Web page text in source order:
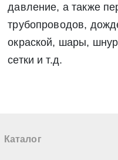
давление, а также
трубопроводов,
окраской, шары,
сетки и т.д.
Каталог